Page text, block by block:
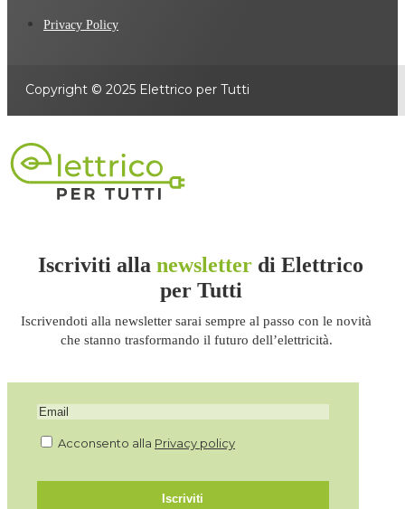
Privacy Policy
Copyright © 2025 Elettrico per Tutti
Iscriviti allanewsletter di Elettrico
per Tutti
Iscrivendoti alla newsletter sarai sempre al passo con le novità
che stanno trasformando il futuro dell’elettricità.
Acconsento alla Privacy policy
Iscriviti